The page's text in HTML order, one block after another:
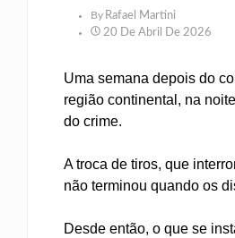
By Rafael Martini
20 De Abril De 2026
Uma semana depois do
região continental, na
do crime.
A troca de tiros, que
não terminou quando os
Desde então, o que se